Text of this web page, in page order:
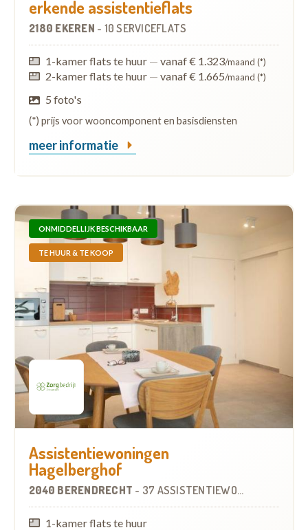
erkende assistentieflats
2180 EKEREN - 10 SERVICEFLATS
1-kamer flats te huur — vanaf € 1.323/maand (*)
2-kamer flats te huur — vanaf € 1.665/maand (*)
5 foto's
(*) prijs voor wooncomponent en basisdiensten
meer informatie
ONMIDDELLIJK BESCHIKBAAR
TE HUUR & TE KOOP
Assistentiewoningen
Hagelberghof
2040 BERENDRECHT - 37 ASSISTENTIEWONINGEN
1-kamer flats te huur